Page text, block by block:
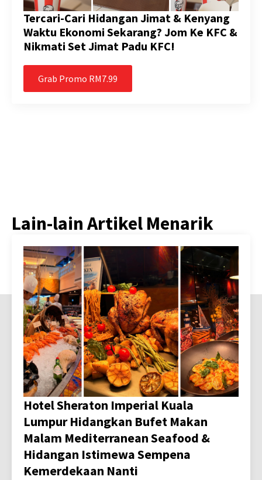
Tercari-Cari Hidangan Jimat & Kenyang
Waktu Ekonomi Sekarang? Jom Ke KFC &
Nikmati Set Jimat Padu KFC!
Grab Promo RM7.99
Lain-lain Artikel Menarik
Hotel Sheraton Imperial Kuala
Lumpur Hidangkan Bufet Makan
Malam Mediterranean Seafood &
Hidangan Istimewa Sempena
Kemerdekaan Nanti